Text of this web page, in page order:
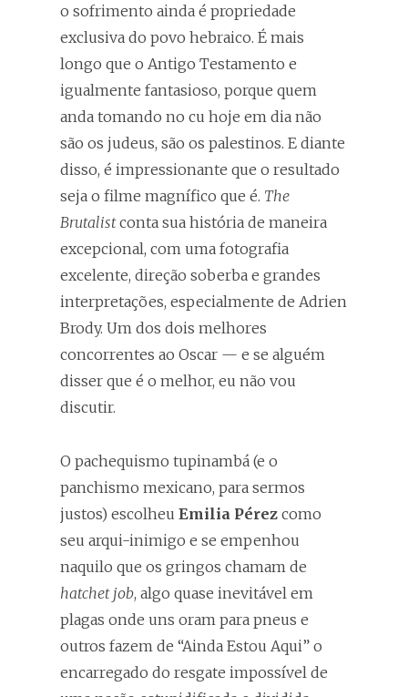
o sofrimento ainda é propriedade
exclusiva do povo hebraico. É mais
longo que o Antigo Testamento e
igualmente fantasioso, porque quem
anda tomando no cu hoje em dia não
são os judeus, são os palestinos. E diante
disso, é impressionante que o resultado
seja o filme magnífico que é. The
Brutalistconta sua história de maneira
excepcional, com uma fotografia
excelente, direção soberba e grandes
interpretações, especialmente de Adrien
Brody. Um dos dois melhores
concorrentes ao Oscar — e se alguém
disser que é o melhor, eu não vou
discutir.
O pachequismo tupinambá (e o
panchismo mexicano, para sermos
justos) escolheu Emilia Pérez como
seu arqui-inimigo e se empenhou
naquilo que os gringos chamam de
hatchet job, algo quase inevitável em
plagas onde uns oram para pneus e
outros fazem de “Ainda Estou Aqui” o
encarregado do resgate impossível de